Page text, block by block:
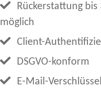
Rückerstattung bis
möglich
Client-
DSGVO-konform
E-Mail-